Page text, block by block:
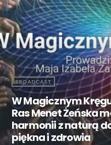
BROADCAST
W Magicznym
Ras Menet Żeńska
harmonii z naturą
piękna i zdrowia